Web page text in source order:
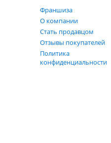
Франшиза
О компании
Стать продавцом
Отзывы покупателей
Политика
конфиденциальности